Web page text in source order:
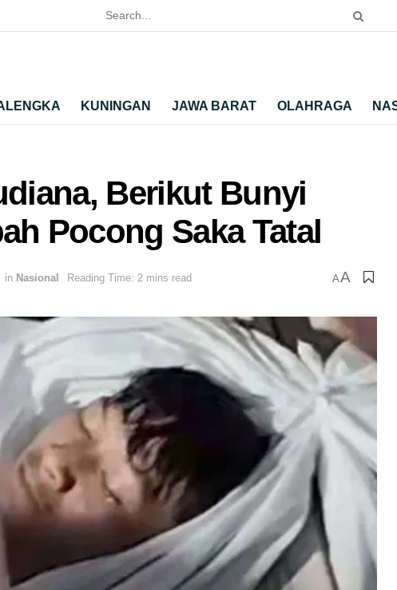
KUNINGAN JAWA BARAT OLAHRAGA
Berikut Bunyi
Pocong Saka Tatal
in Nasional Reading Time: 2 mins read AA